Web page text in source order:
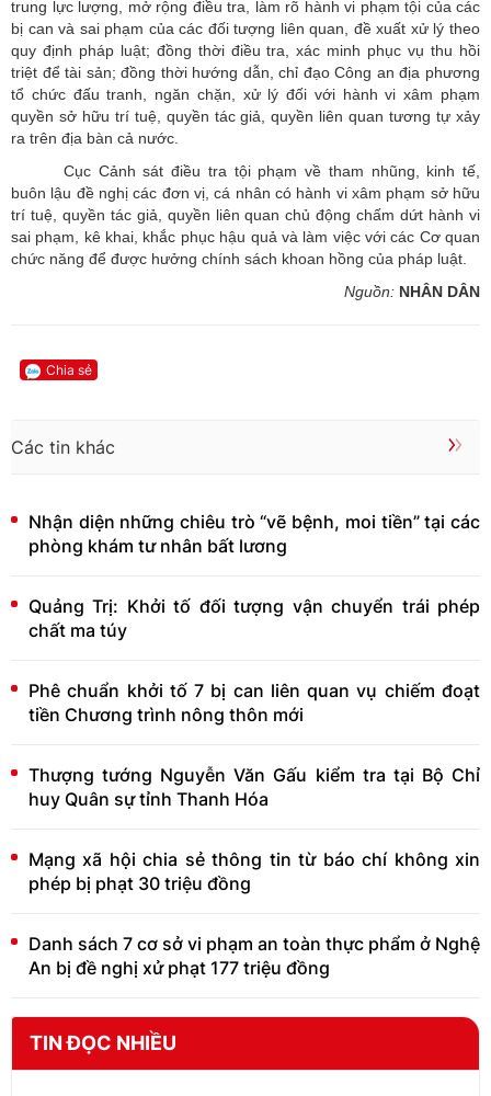
trung lực lượng, mở rộng điều tra, làm rõ hành vi phạm tội của các
bị can và sai phạm của các đối tượng liên quan, đề xuất xử lý theo
quy định pháp luật; đồng thời điều tra, xác minh phục vụ thu hồi
triệt để tài sản; đồng thời hướng dẫn, chỉ đạo Công an địa phương
tổ chức đấu tranh, ngăn chặn, xử lý đối với hành vi xâm phạm
quyền sở hữu trí tuệ, quyền tác giả, quyền liên quan tương tự xảy
ra trên địa bàn cả nước.
Cục Cảnh sát điều tra tội phạm về tham nhũng, kinh tế,
buôn lậu đề nghị các đơn vị, cá nhân có hành vi xâm phạm sở hữu
trí tuệ, quyền tác giả, quyền liên quan chủ động chấm dứt hành vi
sai phạm, kê khai, khắc phục hậu quả và làm việc với các Cơ quan
chức năng để được hưởng chính sách khoan hồng của pháp luật.
Nguồn: NHÂN DÂN
Chia sẻ
Các tin khác
Nhận diện những chiêu trò “vẽ bệnh, moi tiền” tại các
phòng khám tư nhân bất lương
Quảng Trị: Khởi tố đối tượng vận chuyển trái phép
chất ma túy
Phê chuẩn khởi tố 7 bị can liên quan vụ chiếm đoạt
tiền Chương trình nông thôn mới
Thượng tướng Nguyễn Văn Gấu kiểm tra tại Bộ Chỉ
huy Quân sự tỉnh Thanh Hóa
Mạng xã hội chia sẻ thông tin từ báo chí không xin
phép bị phạt 30 triệu đồng
Danh sách 7 cơ sở vi phạm an toàn thực phẩm ở Nghệ
An bị đề nghị xử phạt 177 triệu đồng
TIN ĐỌC NHIỀU